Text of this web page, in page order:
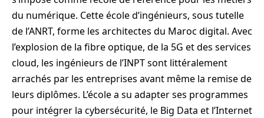
du numérique. Cette école d’ingénieurs, sous tutelle
de l’ANRT, forme les architectes du Maroc digital. Avec
l’explosion de la fibre optique, de la 5G et des services
cloud, les ingénieurs de l’INPT sont littéralement
arrachés par les entreprises avant même la remise de
leurs diplômes. L’école a su adapter ses programmes
pour intégrer la cybersécurité, le Big Data et l’Internet